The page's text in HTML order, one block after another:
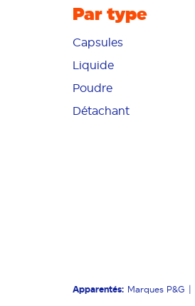
Par type
Capsules
Liquide
Poudre
Détachant
Apparentés: Marques P&G